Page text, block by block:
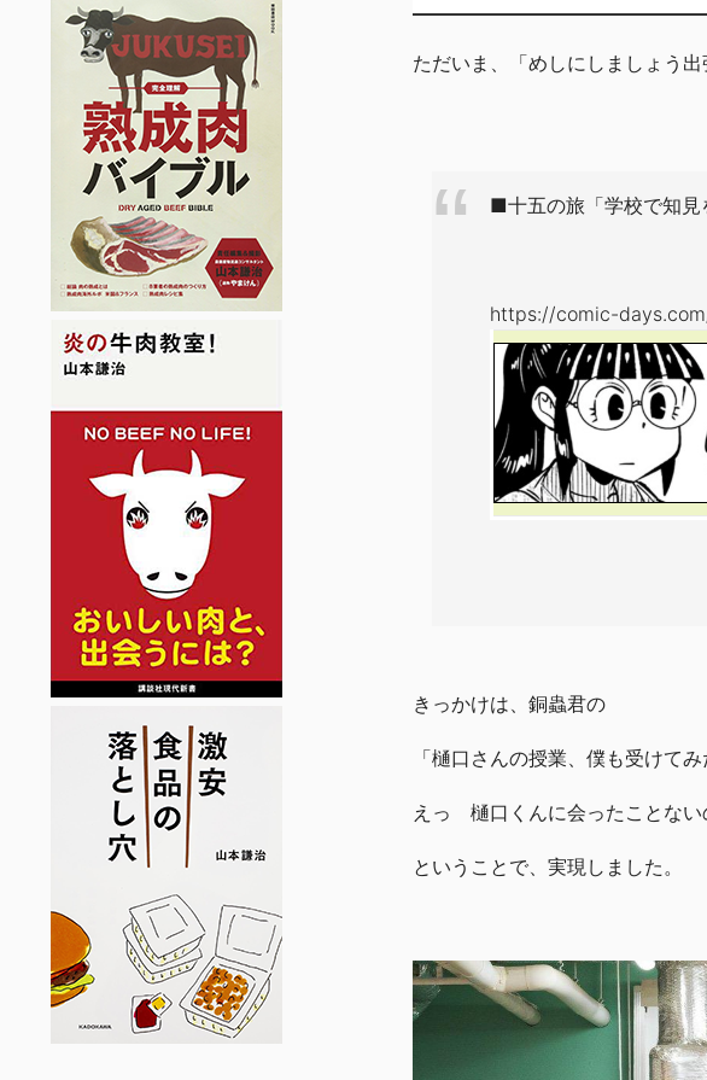
ただいま、「めしにしましょう
■十五の旅「学校で知見
https://comic-
きっかけは、銅蟲君の
「樋口さんの授業、僕も受けて
えっ 樋口くんに会ったことな
ということで、実現しました。